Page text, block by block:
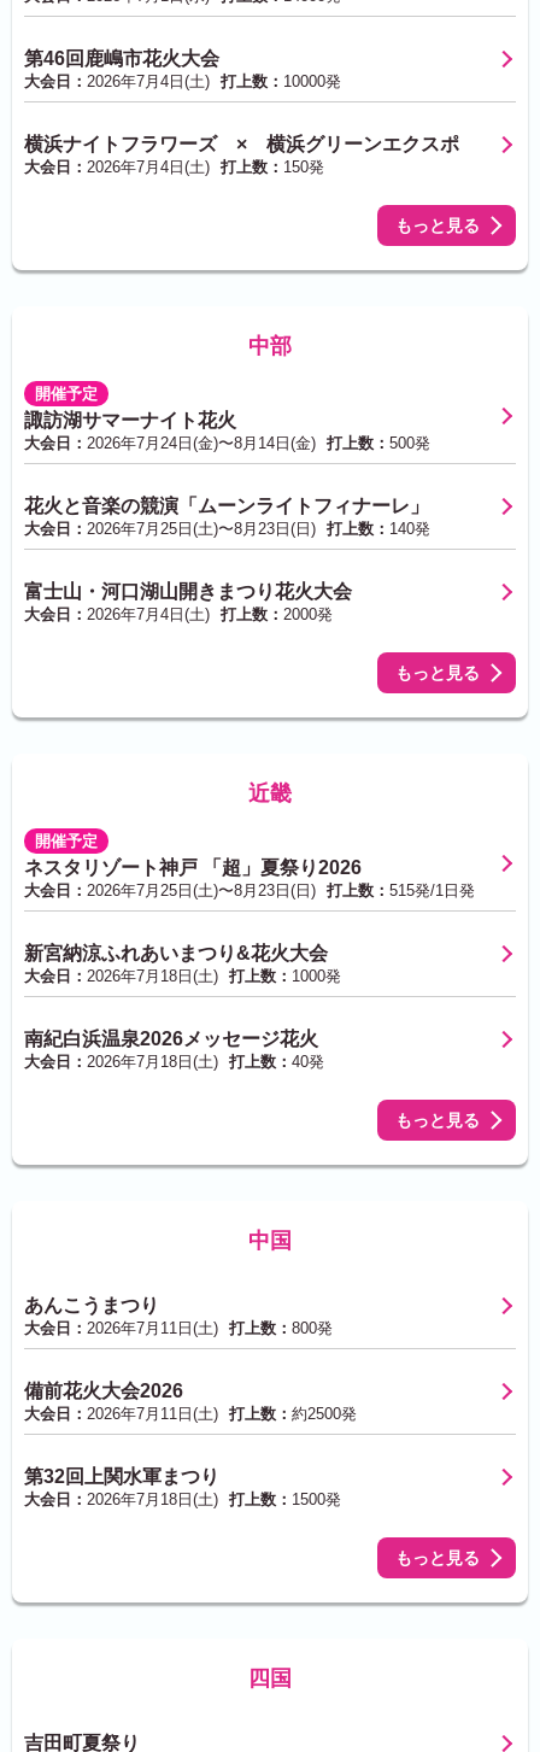
第46回鹿嶋市花火大会
大会日： 2026年7月4日(土) 打上数： 10000発
横浜ナイトフラワーズ × 横浜グリーンエクスポ
大会日： 2026年7月4日(土) 打上数： 150発
もっと見る
中部
開催予定
諏訪湖サマーナイト花火
大会日： 2026年7月24日(金)〜8月14日(金) 打上数： 500発
花火と音楽の競演「ムーンライトフィナーレ」
大会日： 2026年7月25日(土)〜8月23日(日) 打上数： 140発
富士山・河口湖山開きまつり花火大会
大会日： 2026年7月4日(土) 打上数： 2000発
もっと見る
近畿
開催予定
ネスタリゾート神戸 「超」夏祭り2026
大会日： 2026年7月25日(土)〜8月23日(日) 打上数： 515発/1日発
新宮納涼ふれあいまつり&花火大会
大会日： 2026年7月18日(土) 打上数： 1000発
南紀白浜温泉2026メッセージ花火
大会日： 2026年7月18日(土) 打上数： 40発
もっと見る
中国
あんこうまつり
大会日： 2026年7月11日(土) 打上数： 800発
備前花火大会2026
大会日： 2026年7月11日(土) 打上数： 約2500発
第32回上関水軍まつり
大会日： 2026年7月18日(土) 打上数： 1500発
もっと見る
四国
吉田町夏祭り